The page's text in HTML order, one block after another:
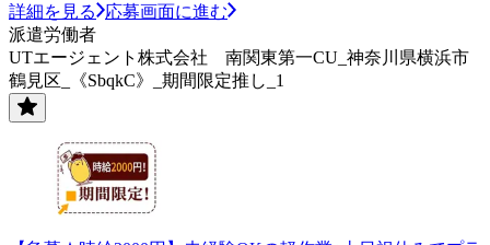
詳細を見る
応募画面に進む
派遣労働者
UTエージェント株式会社 南関東第一CU_神奈川県横浜市
鶴見区_《SbqkC》_期間限定推し_1